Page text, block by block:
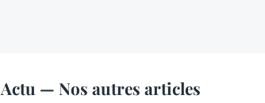
Actu — Nos autres articles